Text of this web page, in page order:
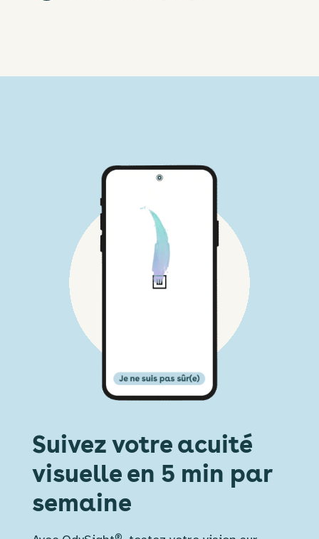
Suivez votre acuité
visuelle en 5 min par
semaine